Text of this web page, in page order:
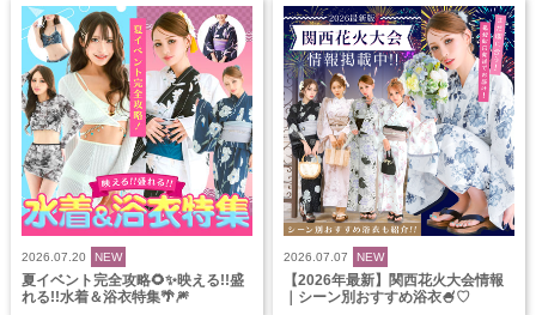
2026.07.20 NEW
夏イベント完全攻略🌻✨映える!!盛
れる!!水着＆浴衣特集🌴🎆
2026.07.07 NEW
【2026年最新】関西花火大会情報
｜シーン別おすすめ浴衣🍧♡